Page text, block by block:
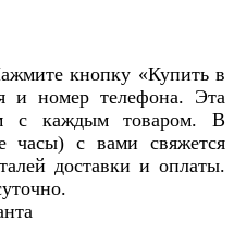
кнопку «Купить в
и номер телефона. Эта
с каждым товаром. В
часы) с вами свяжется
доставки и оплаты.